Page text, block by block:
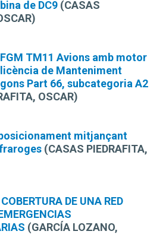
de DC9 (CASAS
TM11 Avions amb motor
de Manteniment
Part 66, subcategoria A2
OSCAR)
mitjançant
(CASAS PIEDRAFITA,
DE UNA RED
(GARCÍA LOZANO,